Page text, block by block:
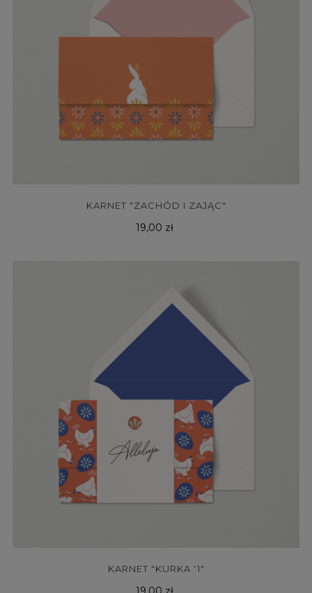
KARNET "ZACHÓD I ZAJĄC"
Cena
19,00 zł
KARNET "KURKA '1"
Cena